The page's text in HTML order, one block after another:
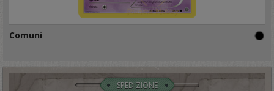
Comuni
SPEDIZIONE